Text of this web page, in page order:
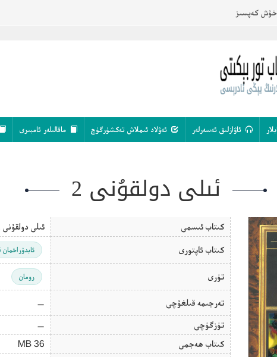
خۇش كەپسىز
ئاۋازلىق ئەسەرلەر ئەۋلاد ئىملاش تەكشۈرگۈچ ماقالىلەر ئامبىرى
ئىلى دولقۇنى 2
كىتاب ئىسمى ئىلى دولقۇنى 2
كىتاب ئاپتورى ئابدۇراخمان
تۈرى رومان
تەرجىمە قىلغۇچى —
تۈزگۈچى
—
كىتاب ھەجمى
36 MB